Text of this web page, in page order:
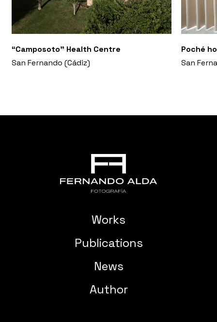
“Camposoto” Health Centre
San Fernando (Cádiz)
Poché
San
Works
Publications
News
Author